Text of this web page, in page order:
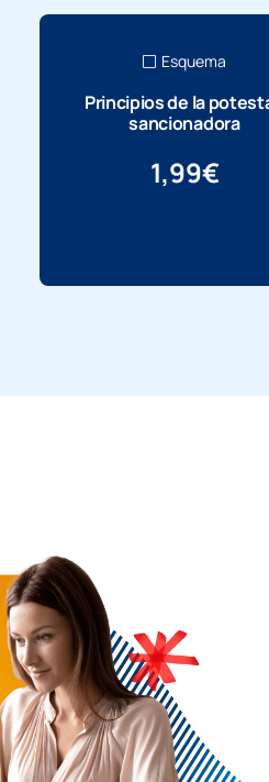
Esquema
Principios de la
sancionadora
1,99€